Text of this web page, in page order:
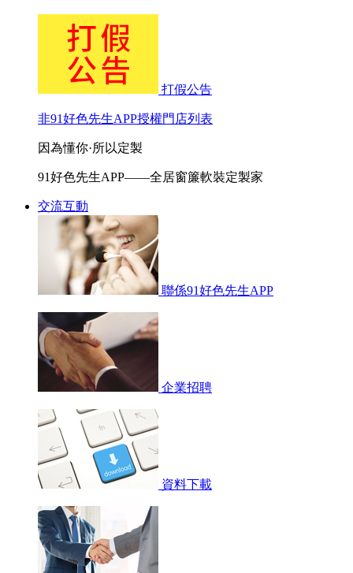
打假公告
非91好色先生APP授權門店列表
因為懂你·所以定製
91好色先生APP——全居窗簾軟裝定製家
交流互動
聯係91好色先生APP
企業招聘
資料下載